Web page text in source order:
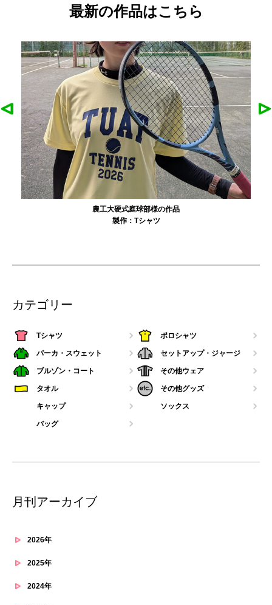
最新の作品はこちら
農工大硬式庭球部様の作品
製作： Tシャツ
カテゴリー
Tシャツ ポロシャツ
パーカ・スウェット セットアップ・ジャージ
ブルゾン・コート その他ウェア
タオル その他グッズ
キャップ ソックス
バッグ
月刊アーカイブ
2026年
2025年
2024年